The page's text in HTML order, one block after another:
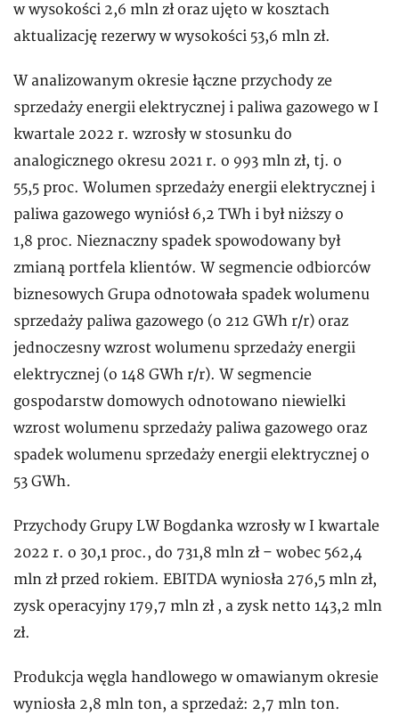
w wysokości 2,6 mln zł oraz ujęto w kosztach
aktualizację rezerwy w wysokości 53,6 mln zł.
W analizowanym okresie łączne przychody ze
sprzedaży energii elektrycznej i paliwa gazowego w I
kwartale 2022 r. wzrosły w stosunku do
analogicznego okresu 2021 r. o 993 mln zł, tj. o
55,5 proc. Wolumen sprzedaży energii elektrycznej i
paliwa gazowego wyniósł 6,2 TWh i był niższy o
1,8 proc. Nieznaczny spadek spowodowany był
zmianą portfela klientów. W segmencie odbiorców
biznesowych Grupa odnotowała spadek wolumenu
sprzedaży paliwa gazowego (o 212 GWh r/r) oraz
jednoczesny wzrost wolumenu sprzedaży energii
elektrycznej (o 148 GWh r/r). W segmencie
gospodarstw domowych odnotowano niewielki
wzrost wolumenu sprzedaży paliwa gazowego oraz
spadek wolumenu sprzedaży energii elektrycznej o
53 GWh.
Przychody Grupy LW Bogdanka wzrosły w I kwartale
2022 r. o 30,1 proc., do 731,8 mln zł – wobec 562,4
mln zł przed rokiem. EBITDA wyniosła 276,5 mln zł,
zysk operacyjny 179,7 mln zł , a zysk netto 143,2 mln
zł.
Produkcja węgla handlowego w omawianym okresie
wyniosła 2,8 mln ton, a sprzedaż: 2,7 mln ton.